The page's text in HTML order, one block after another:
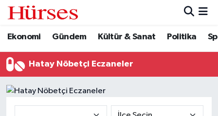
Ekonomi Gündem Kültür & Sanat Politika
Hatay Nöbetçi Eczaneler
Ekonomi
Gündem
Kültür & Sanat
Hava Durumu
Trafik Durumu
Süper Lig Puan Durumu ve Fikstür